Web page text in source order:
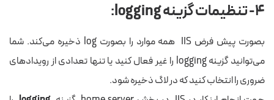
۴- تنظیمات گزینه logging:
بصورت پیش فرض IIS همه موارد را بصورت log ذخیره می‌کند. شما
می‌توانید گزینه logging را غیر فعال کنید یا تنها تعدادی از رویدادهای
ضروری را انتخاب کنید که در لاگ ذخیره شود.